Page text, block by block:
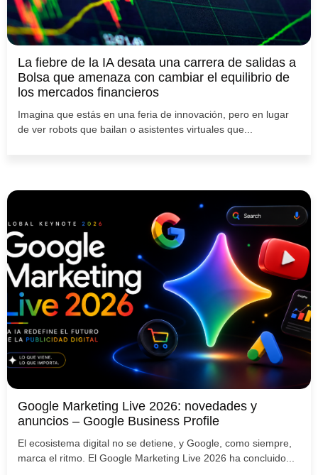
La fiebre de la IA desata una carrera de salidas a
Bolsa que amenaza con cambiar el equilibrio de
los mercados financieros
Imagina que estás en una feria de innovación, pero en lugar
de ver robots que bailan o asistentes virtuales que...
Google Marketing Live 2026: novedades y
anuncios – Google Business Profile
El ecosistema digital no se detiene, y Google, como siempre,
marca el ritmo. El Google Marketing Live 2026 ha concluido...